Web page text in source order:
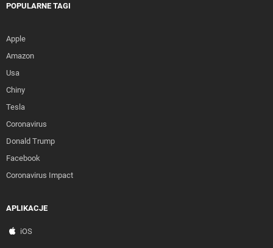
POPULARNE TAGI
Apple
Amazon
Usa
Chiny
Tesla
Coronavirus
Donald Trump
Facebook
Coronavirus Impact
APLIKACJE
iOS